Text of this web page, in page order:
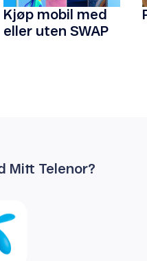
Kjøp mobil med
eller uten SWAP
Mitt Telenor?